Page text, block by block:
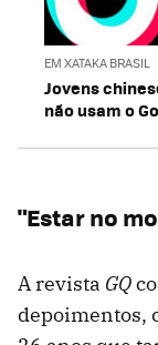
EM XATAKA BRASIL
Jovens
não usam o
"Estar no
A revista GQ
depoimentos,